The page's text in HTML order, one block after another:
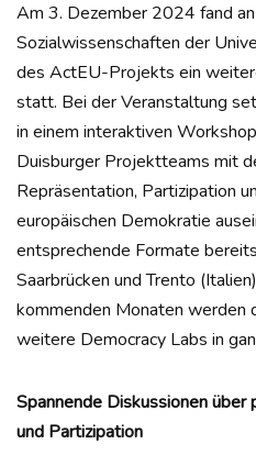
Am 3. Dezember 2024 fand
Sozialwissenschaften der
des ActEU-Projekts ein
statt. Bei der Veranstaltung
in einem interaktiven
Duisburger Projektteams mit
Repräsentation, Partizipation
europäischen Demokratie
entsprechende Formate
Saarbrücken und Trento
kommenden Monaten werden
weitere Democracy Labs in
Spannende Diskussionen
und Partizipation